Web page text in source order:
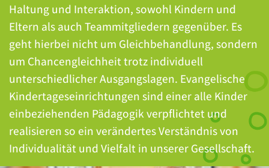
Haltung und Interaktion, sowohl Kindern und
Eltern als auch Teammitgliedern gegenüber. Es
geht hierbei nicht um Gleichbehandlung, sondern
um Chancengleichheit trotz individuell
unterschiedlicher Ausgangslagen. Evangelische
Kindertageseinrichtungen sind einer alle Kinder
einbeziehenden Pädagogik verpflichtet und
realisieren so ein verändertes Verständnis von
Individualität und Vielfalt in unserer Gesellschaft.